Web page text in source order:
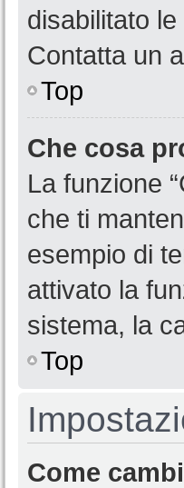
disabilitato
Contatta un
Top
Che cosa
La funzione
che ti
esempio di
attivato la
sistema, la
Top
Come